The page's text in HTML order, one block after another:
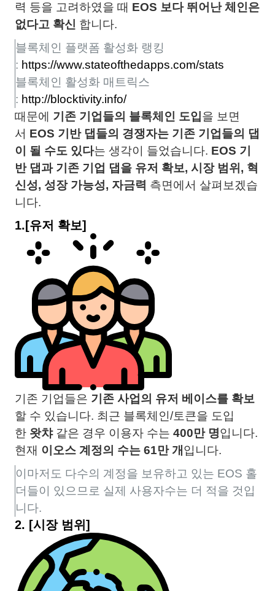
력 등을 고려하였을 때 EOS 보다 뛰어난 체인은
없다고 확신 합니다.
블록체인 플랫폼 활성화 랭킹
: https://www.stateofthedapps.com/stats
블록체인 활성화 매트릭스
: http://blocktivity.info/
때문에 기존 기업들의 블록체인 도입을 보면
서 EOS 기반 댑들의 경쟁자는 기존 기업들의 댑
이 될 수도 있다는 생각이 들었습니다. EOS 기
반 댑과 기존 기업 댑을 유저 확보, 시장 범위, 혁
신성, 성장 가능성, 자금력 측면에서 살펴보겠습
니다.
1.[유저 확보]
기존 기업들은 기존 사업의 유저 베이스를 확보
할 수 있습니다. 최근 블록체인/토큰을 도입
한 왓챠같은 경우 이용자 수는400만 명입니다.
현재 이오스 계정의 수는 61만 개 입니다.
이마저도 다수의 계정을 보유하고 있는 EOS 홀
더들이 있으므로 실제 사용자수는 더 적을 것입
니다.
2. [시장 범위]